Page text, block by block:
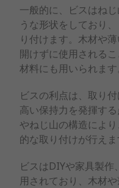
一般的に、ビスはね
うな形状をしており
り付けます。木材や
開けずに使用される
材料にも用いられます
ビスの利点は、取り
高い保持力を発揮す
やねじ山の構造によ
的な取り付けが行えま
ビスはDIYや家具製作
用されており、木材